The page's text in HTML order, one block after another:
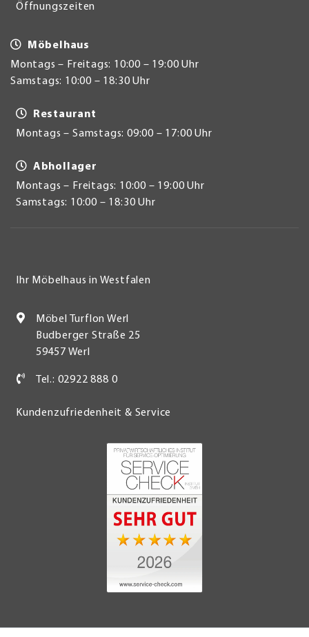
Öffnungszeiten
Möbelhaus
Montags – Freitags: 10:00 – 19:00 Uhr
Samstags: 10:00 – 18:30 Uhr
Restaurant
Montags – Samstags: 09:00 – 17:00 Uhr
Abhollager
Montags – Freitags: 10:00 – 19:00 Uhr
Samstags: 10:00 – 18:30 Uhr
Ihr Möbelhaus in Westfalen
Möbel Turflon Werl
Budberger Straße 25
59457 Werl
Tel.: 02922 888 0
Kundenzufriedenheit & Service